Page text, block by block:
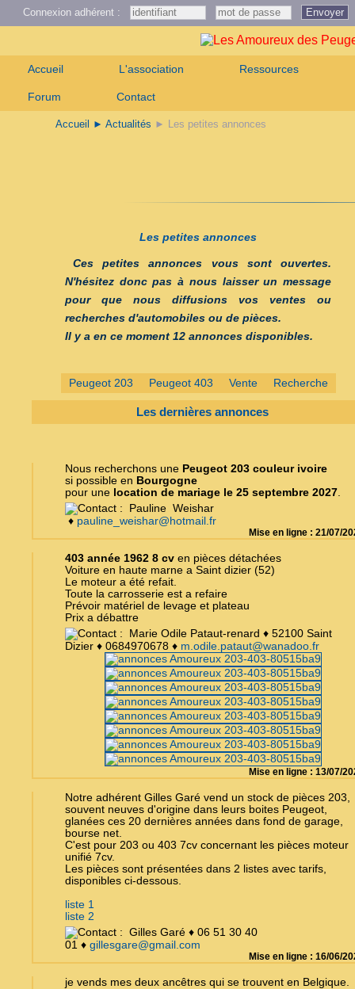
Connexion adhérent : Envoyer
Accueil L'association Ressources
Forum Contact
Accueil ► Actualités ► Les petites annonces
Les petites annonces
Ces petites annonces vous sont ouvertes.
N'hésitez donc pas à nous laisser un message
pour que nous diffusions vos ventes ou
recherches d'automobiles ou de pièces.
Il y a en ce moment 12 annonces disponibles.
Peugeot 203 Peugeot 403 Vente Recherche
Les dernières annonces
Nous recherchons une Peugeot 203 couleur ivoire
si possible en Bourgogne
pour une location de mariage le 25 septembre 2027.
Pauline Weishar
♦ pauline_weishar@hotmail.fr
Mise en ligne : 21/07/
403 année 1962 8 cv en pièces détachées
Voiture en haute marne a Saint dizier (52)
Le moteur a été refait.
Toute la carrosserie est a refaire
Prévoir matériel de levage et plateau
Prix a débattre
Marie Odile Pataut-renard ♦ 52100 Saint
Dizier ♦ 0684970678 ♦ m.odile.pataut@wanadoo.fr
Mise en ligne : 13/07/
Notre adhérent Gilles Garé vend un stock de pièces 203,
souvent neuves d'origine dans leurs boites Peugeot,
glanées ces 20 dernières années dans fond de garage,
bourse net.
C'est pour 203 ou 403 7cv concernant les pièces moteur
unifié 7cv.
Les pièces sont présentées dans 2 listes avec tarifs,
disponibles ci-dessous.
liste 1
liste 2
Gilles Garé ♦ 06 51 30 40
01 ♦ gillesgare@gmail.com
Mise en ligne : 16/06/
je vends mes deux ancêtres qui se trouvent en Belgique.